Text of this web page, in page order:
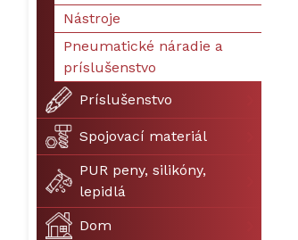
Nástroje
Pneumatické náradie a
príslušenstvo
Príslušenstvo
Spojovací materiál
PUR peny, silikóny,
lepidlá
Dom